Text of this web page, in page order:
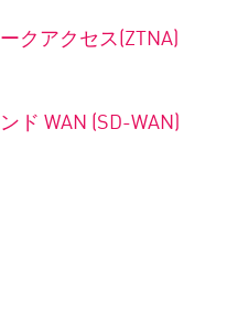
クアクセス(ZTNA)
ド WAN (SD-WAN)